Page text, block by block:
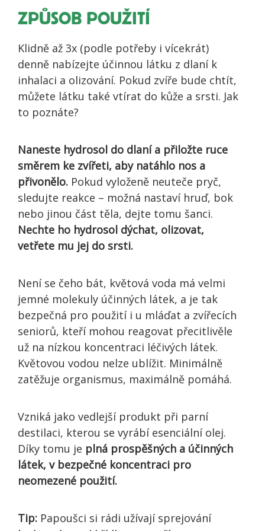
ZPŮSOB POUŽITÍ
Klidně až 3x (podle potřeby i vícekrát)
denně nabízejte účinnou látku z dlaní k
inhalaci a olizování. Pokud zvíře bude chtít,
můžete látku také vtírat do kůže a srsti. Jak
to poznáte?
Naneste hydrosol do dlaní a přiložte ruce
směrem ke zvířeti, aby natáhlo nos a
přivonělo. Pokud vyloženě neuteče pryč,
sledujte reakce – možná nastaví hruď, bok
nebo jinou část těla, dejte tomu šanci.
Nechte ho hydrosol dýchat, olizovat,
vetřete mu jej do srsti.
Není se čeho bát, květová voda má velmi
jemné molekuly účinných látek, a je tak
bezpečná pro použití i u mláďat a zvířecích
seniorů, kteří mohou reagovat přecitlivěle
už na nízkou koncentraci léčivých látek.
Květovou vodou nelze ublížit. Minimálně
zatěžuje organismus, maximálně pomáhá.
Vzniká jako vedlejší produkt při parní
destilaci, kterou se vyrábí esenciální olej.
Díky tomu je plná prospěšných a účinných
látek, v bezpečné koncentraci pro
neomezené použití.
Tip: Papoušci si rádi užívají sprejování